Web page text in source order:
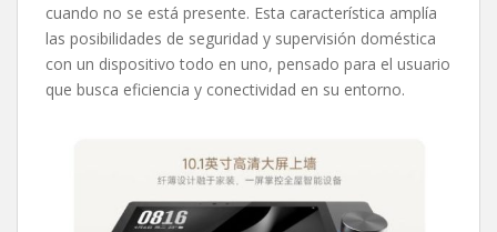
cuando no se está presente. Esta característica amplía
las posibilidades de seguridad y supervisión doméstica
con un dispositivo todo en uno, pensado para el usuario
que busca eficiencia y conectividad en su entorno.